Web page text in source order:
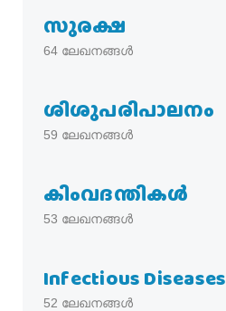
സുരക്ഷ
64 ലേഖനങ്ങൾ
ശിശുപരിപാലനം
59 ലേഖനങ്ങൾ
കിംവദന്തികൾ
53 ലേഖനങ്ങൾ
Infectious Diseases
52 ലേഖനങ്ങൾ